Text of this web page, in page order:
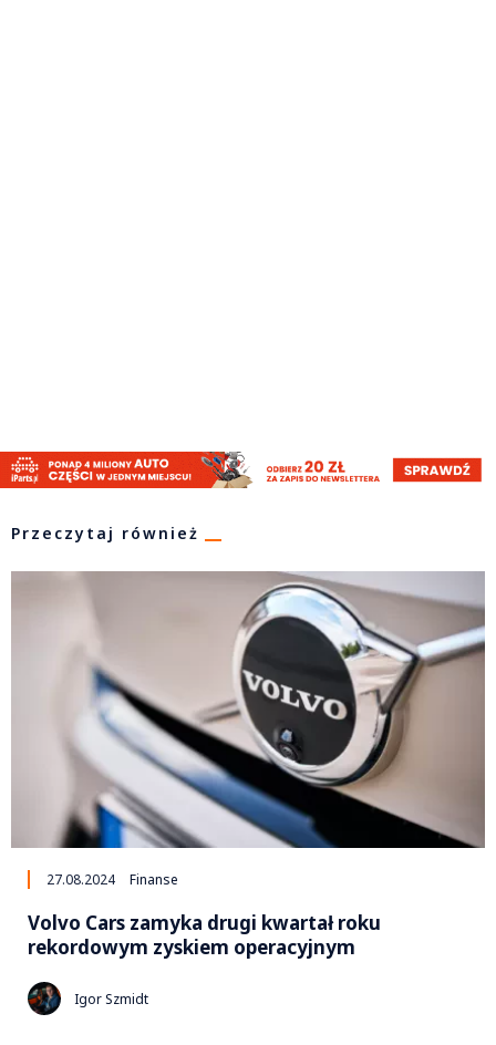
Przeczytaj również
27.08.2024 Finanse
Volvo Cars zamyka drugi kwartał roku
rekordowym zyskiem operacyjnym
Igor Szmidt